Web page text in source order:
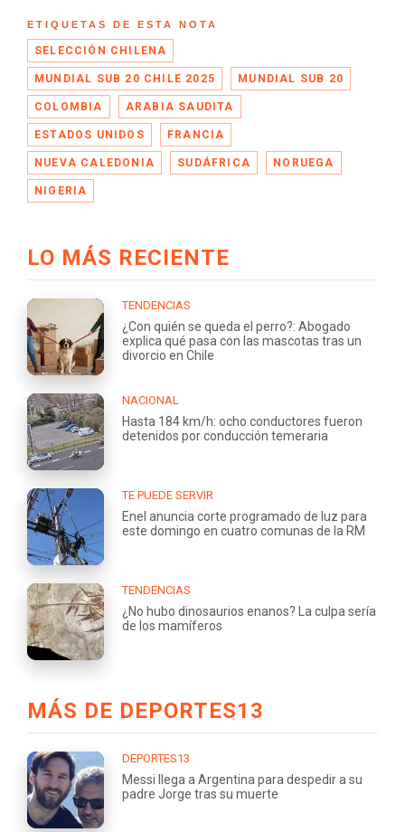
ETIQUETAS DE ESTA NOTA
SELECCIÓN CHILENA
MUNDIAL SUB 20 CHILE 2025 MUNDIAL SUB 20
COLOMBIA ARABIA SAUDITA
ESTADOS UNIDOS FRANCIA
NUEVA CALEDONIA SUDÁFRICA NORUEGA
NIGERIA
LO MÁS RECIENTE
TENDENCIAS
¿Con quién se queda el perro?: Abogado
explica qué pasa con las mascotas tras un
divorcio en Chile
NACIONAL
Hasta 184 km/h: ocho conductores fueron
detenidos por conducción temeraria
TE PUEDE SERVIR
Enel anuncia corte programado de luz para
este domingo en cuatro comunas de la RM
TENDENCIAS
¿No hubo dinosaurios enanos? La culpa sería
de los mamíferos
MÁS DE DEPORTES13
DEPORTES13
Messi llega a Argentina para despedir a su
padre Jorge tras su muerte